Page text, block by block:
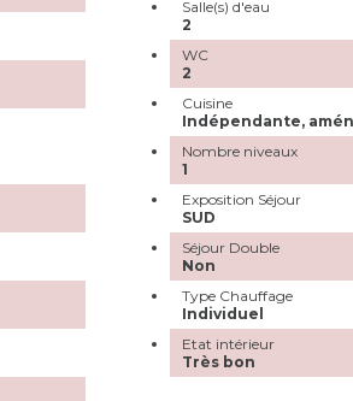
Salle(s) d'eau
2
WC
2
Cuisine
Indépendante,
Nombre niveaux
1
Exposition Séjour
SUD
Séjour Double
Non
Type Chauffage
Individuel
Etat intérieur
Très bon